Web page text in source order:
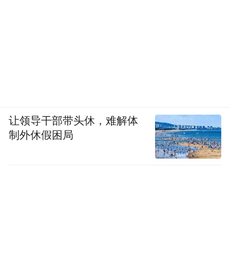
让领导干部带头休，难解体
制外休假困局